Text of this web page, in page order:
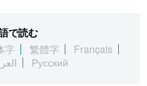
Русский
で読む
字 繁體字
Français
Русский